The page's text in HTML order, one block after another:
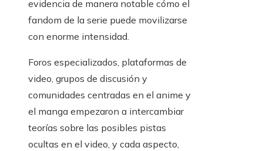
evidencia de manera notable cómo el
fandom de la serie puede movilizarse
con enorme intensidad.
Foros especializados, plataformas de
video, grupos de discusión y
comunidades centradas en el anime y
el manga empezaron a intercambiar
teorías sobre las posibles pistas
ocultas en el video, y cada aspecto,